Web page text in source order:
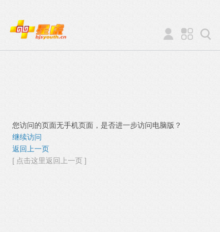
您访问的页面无手机页面，是否进一步访问电脑版？
继续访问
返回上一页
[ 点击这里返回上一页 ]